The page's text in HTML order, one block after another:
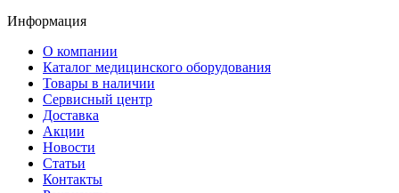
Информация
О компании
Каталог медицинского оборудования
Товары в наличии
Сервисный центр
Доставка
Акции
Новости
Статьи
Контакты